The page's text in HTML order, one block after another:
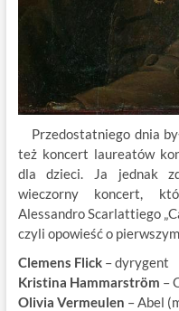
Przedostatniego dnia
też koncert laureatów
dla dzieci. Ja jednak
wieczorny koncert,
Alessandro Scarlattiego
czyli opowieść o
Clemens Flick– dyrygent
Kristina Hammarström –
Olivia Vermeulen – Abel